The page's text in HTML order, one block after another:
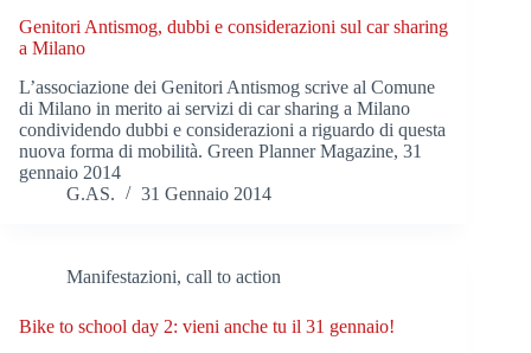
Genitori Antismog, dubbi e considerazioni sul car sharing
a Milano
L’associazione dei Genitori Antismog scrive al Comune
di Milano in merito ai servizi di car sharing a Milano
condividendo dubbi e considerazioni a riguardo di questa
nuova forma di mobilità. Green Planner Magazine, 31
gennaio 2014
G.AS.
31 Gennaio 2014
Manifestazioni, call to action
Bike to school day 2: vieni anche tu il 31 gennaio!